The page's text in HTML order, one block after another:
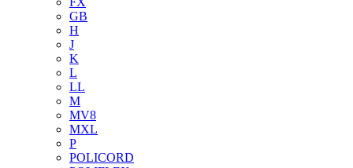
GB
H
J
K
L
LL
M
MV8
MXL
P
POLICORD